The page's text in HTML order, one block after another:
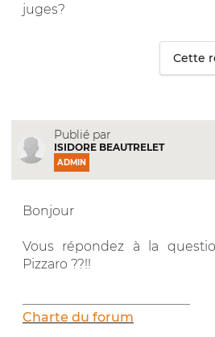
juges?
Cette
Publié par
ISIDORE BEAUTRELET
ADMIN
Bonjour
Vous répondez à la
Pizzaro ??!!
Charte du forum